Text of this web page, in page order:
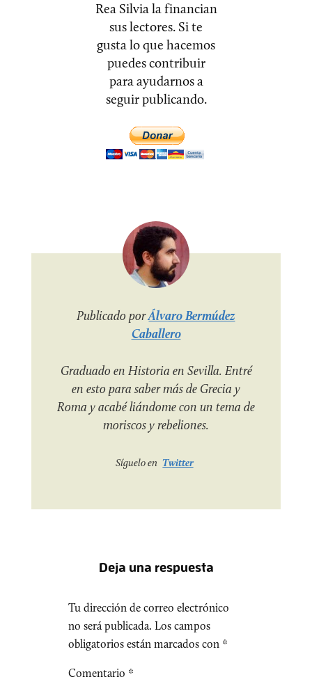
Rea Silvia la financian
sus lectores. Si te
gusta lo que hacemos
puedes contribuir
para ayudarnos a
seguir publicando.
Publicado porÁlvaro Bermúdez
Caballero
Graduado en Historia en Sevilla. Entré
en esto para saber más de Grecia y
Roma y acabé liándome con un tema de
moriscos y rebeliones.
Síguelo en Twitter
Deja una respuesta
Tu dirección de correo electrónico
no será publicada. Los campos
obligatorios están marcados con *
Comentario *